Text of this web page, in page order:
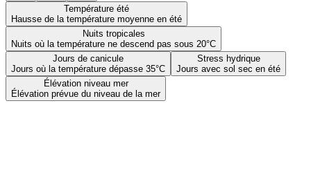
Température été
Hausse de la température moyenne en été
Nuits tropicales
Nuits où la température ne descend pas sous 20°C
Jours de canicule
Jours où la température dépasse 35°C
Stress hydrique
Jours avec sol sec en été
Élévation niveau mer
Élévation prévue du niveau de la mer